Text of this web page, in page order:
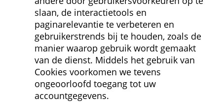
slaan, de interactietools en
paginarelevantie te verbeteren en
gebruikerstrends bij te houden, zoals de
manier waarop gebruik wordt gemaakt
van de dienst. Middels het gebruik van
Cookies voorkomen we tevens
ongeoorloofd toegang tot uw
accountgegevens.